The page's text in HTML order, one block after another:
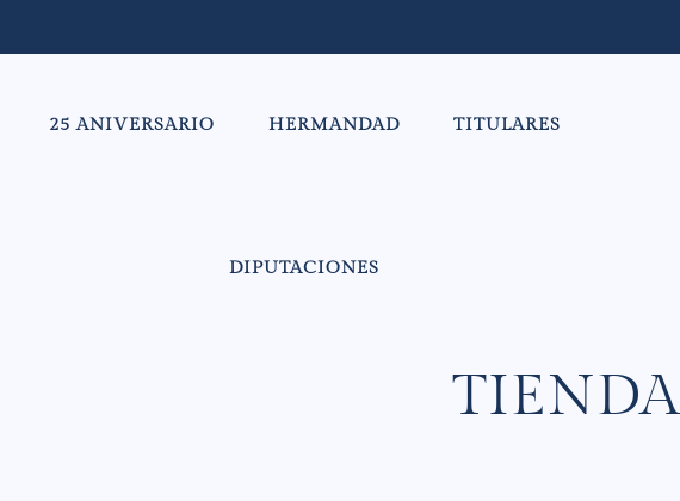
25 ANIVERSARIO HERMANDAD TITULARES
DIPUTACIONES
TIENDA